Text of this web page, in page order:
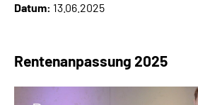
Über uns
Datum: 13.06.2025
Rentenanpassung 2025